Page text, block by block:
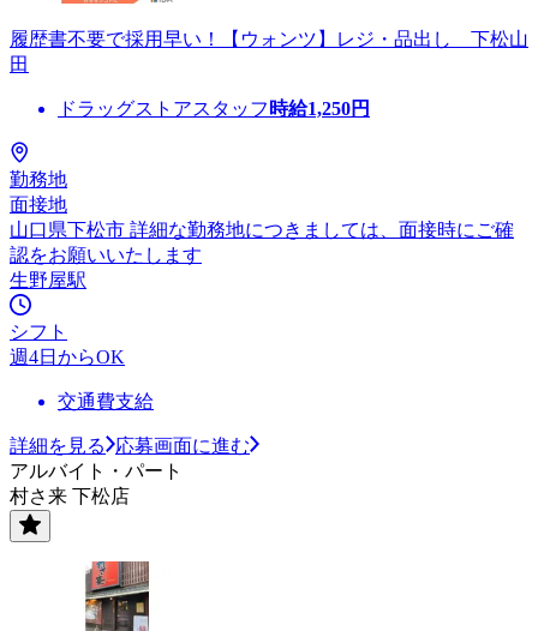
履歴書不要で採用早い！【ウォンツ】レジ・品出し 下松山
田
ドラッグストアスタッフ 時給1,250円
勤務地
面接地
山口県下松市 詳細な勤務地につきましては、面接時にご確
認をお願いいたします
生野屋駅
シフト
週4日からOK
交通費支給
詳細を見る
応募画面に進む
アルバイト・パート
村さ来 下松店